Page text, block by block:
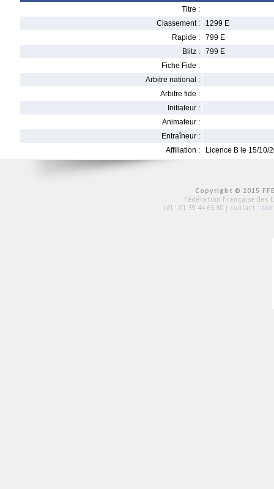
Titre :
Classement :
1299 E
Rapide :
799 E
Blitz :
799 E
Fiche Fide :
Arbitre national :
Arbitre fide :
Initiateur :
Animateur :
Entraîneur :
Affiliation :
Licence B le 15/10/
Copyright © 2015
Fédération Française des
tél : 01 39 44 65 80 | contact :